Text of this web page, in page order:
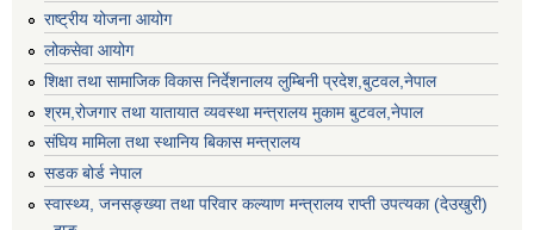
राष्ट्रीय योजना आयोग
लोकसेवा आयोग
शिक्षा तथा सामाजिक विकास निर्देशनालय लुम्बिनी प्रदेश,बुटवल,नेपाल
श्रम,रोजगार तथा यातायात व्यवस्था मन्त्रालय मुकाम बुटवल,नेपाल
संघिय मामिला तथा स्थानिय बिकास मन्त्रालय
सडक बोर्ड नेपाल
स्वास्थ्य, जनसङ्ख्या तथा परिवार कल्याण मन्त्रालय राप्ती उपत्यका (देउखुरी)